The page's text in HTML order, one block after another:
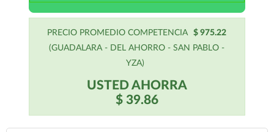
PRECIO PROMEDIO COMPETENCIA
$ 975.22
(GUADALARA - DEL AHORRO - SAN PABLO -
YZA)
USTED AHORRA
$ 39.86